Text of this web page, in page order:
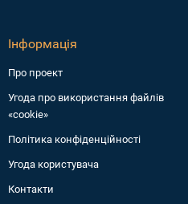
Інформація
Про проект
Угода про використання файлів
«cookie»
Політика конфіденційності
Угода користувача
Контакти